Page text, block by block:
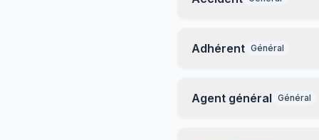
Adhérent Général
Agent général Général